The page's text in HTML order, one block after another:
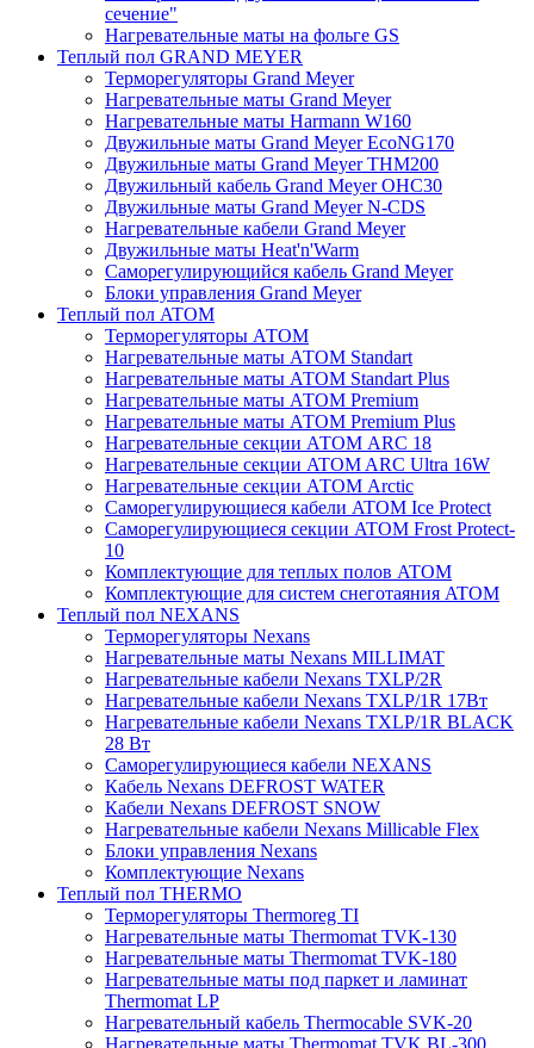
сечение"
Нагревательные маты на фольге GS
Теплый пол GRAND MEYER
Терморегуляторы Grand Meyer
Нагревательные маты Grand Meyer
Нагревательные маты Harmann W160
Двужильные маты Grand Meyer EcoNG170
Двужильные маты Grand Meyer THM200
Двужильный кабель Grand Meyer OHC30
Двужильные маты Grand Meyer N-CDS
Нагревательные кабели Grand Meyer
Двужильные маты Heat'n'Warm
Саморегулирующийся кабель Grand Meyer
Блоки управления Grand Meyer
Теплый пол ATOM
Терморегуляторы АТОМ
Нагревательные маты АТОМ Standart
Нагревательные маты АТОМ Standart Plus
Нагревательные маты АТОМ Premium
Нагревательные маты АТОМ Premium Plus
Нагревательные секции АТОМ ARC 18
Нагревательные секции ATOM ARC Ultra 16W
Нагревательные секции АТОМ Arctic
Саморегулирующиеся кабели ATOM Ice Protect
Саморегулирующиеся секции ATOM Frost Protect-
10
Комплектующие для теплых полов ATOM
Комплектующие для систем снеготаяния ATOM
Теплый пол NEXANS
Терморегуляторы Nexans
Нагревательные маты Nexans MILLIMAT
Нагревательные кабели Nexans TXLP/2R
Нагревательные кабели Nexans TXLP/1R 17Вт
Нагревательные кабели Nexans TXLP/1R BLACK
28 Вт
Саморегулирующиеся кабели NEXANS
Кабель Nexans DEFROST WATER
Кабели Nexans DEFROST SNOW
Нагревательные кабели Nexans Millicable Flex
Блоки управления Nexans
Комплектующие Nexans
Теплый пол THERMO
Терморегуляторы Thermoreg TI
Нагревательные маты Thermomat TVK-130
Нагревательные маты Thermomat TVK-180
Нагревательные маты под паркет и ламинат
Thermomat LP
Нагревательный кабель Thermocable SVK-20
Нагревательные маты Thermomat TVK BL-300